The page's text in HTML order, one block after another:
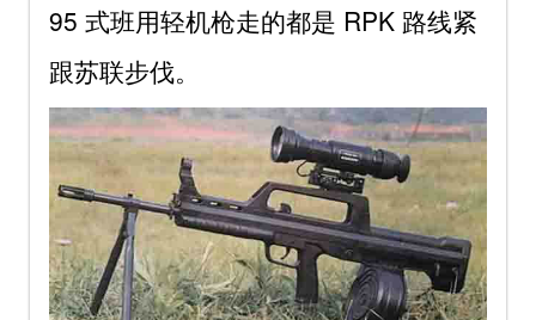
95 式班用轻机枪走的都是 RPK 路线紧
跟苏联步伐。